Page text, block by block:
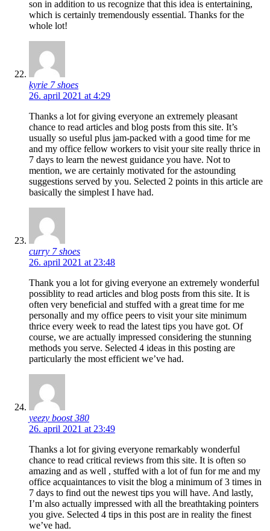
son in addition to us recognize that this idea is entertaining,
which is certainly tremendously essential. Thanks for the
whole lot!
kyrie 7 shoes
26. april 2021 at 4:29
Thanks a lot for giving everyone an extremely pleasant
chance to read articles and blog posts from this site. It’s
usually so useful plus jam-packed with a good time for me
and my office fellow workers to visit your site really thrice in
7 days to learn the newest guidance you have. Not to
mention, we are certainly motivated for the astounding
suggestions served by you. Selected 2 points in this article are
basically the simplest I have had.
curry 7 shoes
26. april 2021 at 23:48
Thank you a lot for giving everyone an extremely wonderful
possiblity to read articles and blog posts from this site. It is
often very beneficial and stuffed with a great time for me
personally and my office peers to visit your site minimum
thrice every week to read the latest tips you have got. Of
course, we are actually impressed considering the stunning
methods you serve. Selected 4 ideas in this posting are
particularly the most efficient we’ve had.
yeezy boost 380
26. april 2021 at 23:49
Thanks a lot for giving everyone remarkably wonderful
chance to read critical reviews from this site. It is often so
amazing and as well , stuffed with a lot of fun for me and my
office acquaintances to visit the blog a minimum of 3 times in
7 days to find out the newest tips you will have. And lastly,
I’m also actually impressed with all the breathtaking pointers
you give. Selected 4 tips in this post are in reality the finest
we’ve had.